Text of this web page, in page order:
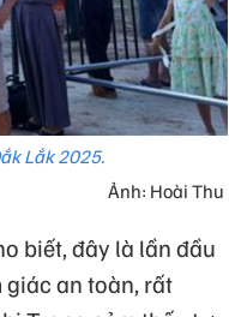
Lắk 2025.
Ảnh: Hoài Thu
biết, đây là lần đầu
an toàn, rất